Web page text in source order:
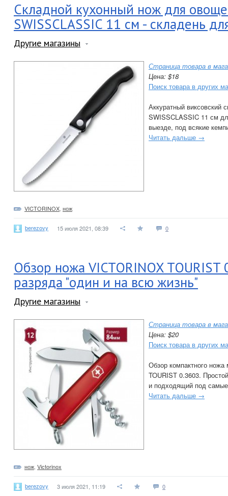
Складной кухонный нож для
SWISSCLASSIC 11 см - складень
Другие магазины
Страница товара в
Цена: $18
Поиск товара в других
Аккуратный виксовский
SWISSCLASSIC 11 см
выезде, под всякие
Читать дальше →
VICTORINOX нож
berezovy 15 июля 2021, 08:39 0
Обзор ножа VICTORINOX TOURIST
разряда "один и на всю жизнь"
Другие магазины
Страница товара в
Цена: $20
Поиск товара в других
Обзор компактного ножа
TOURIST 0.3603.
и подходящий под
Читать дальше →
нож Victorinox
berezovy 3 июля 2021, 11:19 0